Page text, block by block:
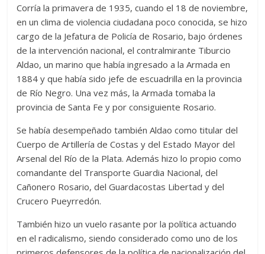
Corría la primavera de 1935, cuando el 18 de noviembre,
en un clima de violencia ciudadana poco conocida, se hizo
cargo de la Jefatura de Policía de Rosario, bajo órdenes
de la intervención nacional, el contralmirante Tiburcio
Aldao, un marino que había ingresado a la Armada en
1884 y que había sido jefe de escuadrilla en la provincia
de Río Negro. Una vez más, la Armada tomaba la
provincia de Santa Fe y por consiguiente Rosario.
Se había desempeñado también Aldao como titular del
Cuerpo de Artillería de Costas y del Estado Mayor del
Arsenal del Río de la Plata. Además hizo lo propio como
comandante del Transporte Guardia Nacional, del
Cañonero Rosario, del Guardacostas Libertad y del
Crucero Pueyrredón.
También hizo un vuelo rasante por la política actuando
en el radicalismo, siendo considerado como uno de los